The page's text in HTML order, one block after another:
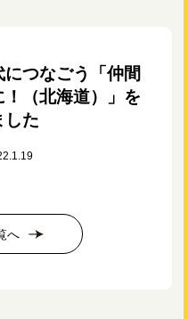
つなごう「仲間
（北海道）」を
した
へ